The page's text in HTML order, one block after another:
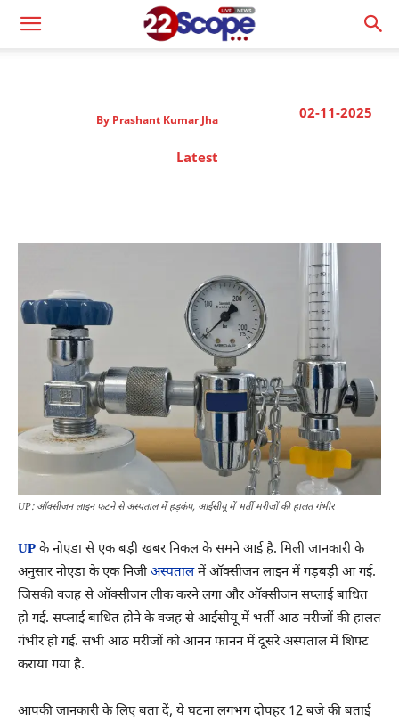
02-11-2025
By Prashant Kumar Jha
Latest
UP: ऑक्सीजन लाइन फटने से अस्पताल में हड़कंप, आईसीयू में भर्ती मरीजों की हालत गंभीर
UP के नोएडा से एक बड़ी खबर निकल के समने आई है. मिली जानकारी के
अनुसार नोएडा के एक निजी अस्पतालमें ऑक्सीजन लाइन में गड़बड़ी आ गई.
जिसकी वजह से ऑक्सीजन लीक करने लगा और ऑक्सीजन सप्लाई बाधित
हो गई. सप्लाई बाधित होने के वजह से आईसीयू में भर्ती आठ मरीजों की हालत
गंभीर हो गई. सभी आठ मरीजों को आनन फानन में दूसरे अस्पताल में शिफ्ट
कराया गया है.
आपकी जानकारी के लिए बता दें, ये घटना लगभग दोपहर 12 बजे की बताई